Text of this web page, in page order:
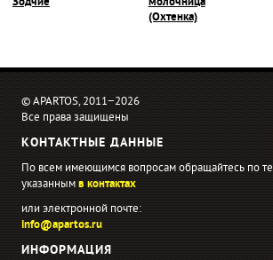
(Охтенка)
© APARTOS, 2011−2026
Все права защищены
КОНТАКТНЫЕ ДАННЫЕ
По всем имеющимся вопросам обращайтесь по
указаннымв контактах
или электронной почте:
info@apartos.ru
ИНФОРМАЦИЯ